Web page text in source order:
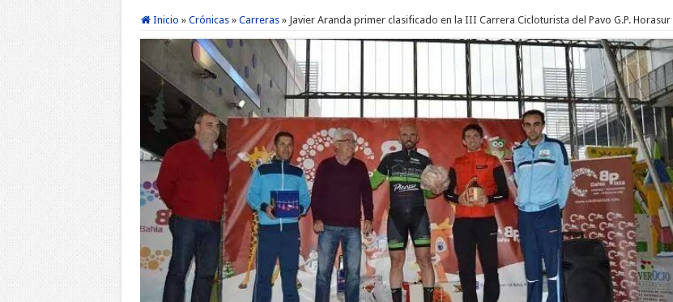
Inicio » Crónicas » Carreras » Javier Aranda primer clasificado en la III Carrera Cicloturista del Pavo G.P. Horasur